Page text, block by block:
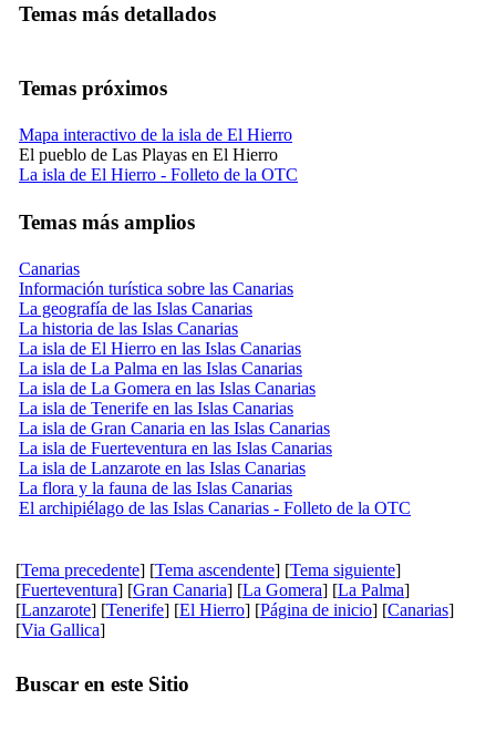
Temas más detallados
Temas próximos
Mapa interactivo de la isla de El Hierro
El pueblo de Las Playas en El Hierro
La isla de El Hierro - Folleto de la OTC
Temas más amplios
Canarias
Información turística sobre las Canarias
La geografía de las Islas Canarias
La historia de las Islas Canarias
La isla de El Hierro en las Islas Canarias
La isla de La Palma en las Islas Canarias
La isla de La Gomera en las Islas Canarias
La isla de Tenerife en las Islas Canarias
La isla de Gran Canaria en las Islas Canarias
La isla de Fuerteventura en las Islas Canarias
La isla de Lanzarote en las Islas Canarias
La flora y la fauna de las Islas Canarias
El archipiélago de las Islas Canarias - Folleto de la OTC
[Tema precedente] [Tema ascendente] [Tema siguiente]
[Fuerteventura] [Gran Canaria] [La Gomera] [La Palma]
[Lanzarote] [Tenerife] [El Hierro] [Página de inicio] [Canarias]
[Via Gallica]
Buscar en este Sitio